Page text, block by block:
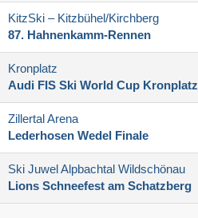
KitzSki – Kitzbühel/​Kirchberg
87. Hahnenkamm-Rennen
Kronplatz
Audi FIS Ski World Cup Kronplatz
Zillertal Arena
Lederhosen Wedel Finale
Ski Juwel Alpbachtal Wildschönau
Lions Schneefest am Schatzberg